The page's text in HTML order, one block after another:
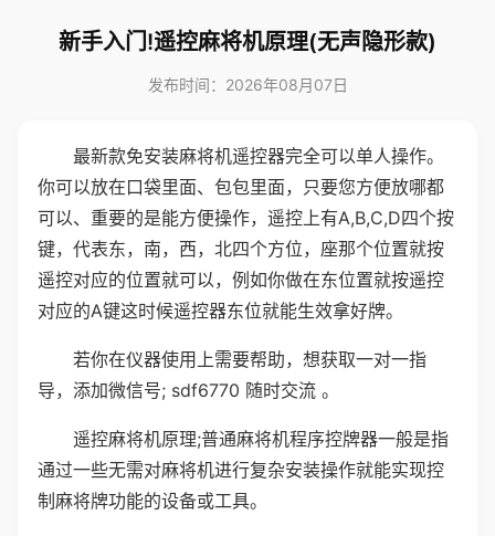
新手入门!遥控麻将机原理(无声隐形款)
发布时间：2026年08月07日
最新款免安装麻将机遥控器完全可以单人操作。
你可以放在口袋里面、包包里面，只要您方便放哪都
可以、重要的是能方便操作，遥控上有A,B,C,D四个按
键，代表东，南，西，北四个方位，座那个位置就按
遥控对应的位置就可以，例如你做在东位置就按遥控
对应的A键这时候遥控器东位就能生效拿好牌。
若你在仪器使用上需要帮助，想获取一对一指
导，添加微信号; sdf6770 随时交流 。
遥控麻将机原理;普通麻将机程序控牌器一般是指
通过一些无需对麻将机进行复杂安装操作就能实现控
制麻将牌功能的设备或工具。